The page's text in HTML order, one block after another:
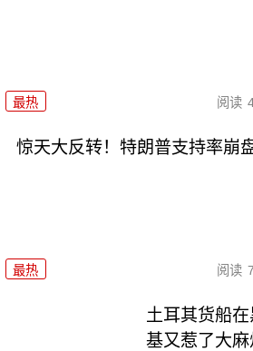
最热 阅读
惊天大反转！特朗普支持率崩
最热 阅读
土耳其货船
基又惹了大麻